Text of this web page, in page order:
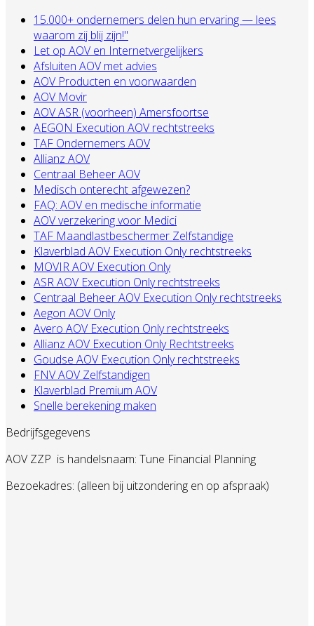
15.000+ ondernemers delen hun ervaring — lees
waarom zij blij zijn!"
Let op AOV en Internetvergelijkers
Afsluiten AOV met advies
AOV Producten en voorwaarden
AOV Movir
AOV ASR (voorheen) Amersfoortse
AEGON Execution AOV rechtstreeks
TAF Ondernemers AOV
Allianz AOV
Centraal Beheer AOV
Medisch onterecht afgewezen?
FAQ: AOV en medische informatie
AOV verzekering voor Medici
TAF Maandlastbeschermer Zelfstandige
Klaverblad AOV Execution Only rechtstreeks
MOVIR AOV Execution Only
ASR AOV Execution Only rechtstreeks
Centraal Beheer AOV Execution Only rechtstreeks
Aegon AOV Only
Avero AOV Execution Only rechtstreeks
Allianz AOV Execution Only Rechtstreeks
Goudse AOV Execution Only rechtstreeks
FNV AOV Zelfstandigen
Klaverblad Premium AOV
Snelle berekening maken
Bedrijfsgegevens
AOV ZZP is handelsnaam: Tune Financial Planning
Bezoekadres: (alleen bij uitzondering en op afspraak)